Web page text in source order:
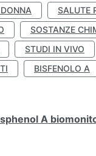
SALUTE
SOSTANZE
STUDI IN VIVO
BISFENOLO A
A